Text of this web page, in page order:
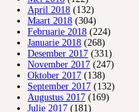
April 2018 (132)
Maart 2018 (304)
Februarie 2018 (224)
Januarie 2018 (268)
Desember 2017 (331)
November 2017 (247)
Oktober 2017 (138)
September 2017 (132)
Augustus 2017 (169)
Julie 2017 (181)